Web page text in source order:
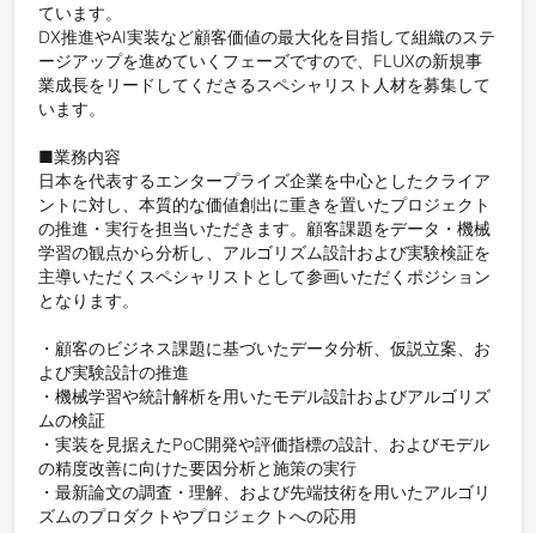
ています。
DX推進やAI実装など顧客価値の最大化を目指して組織のステ
ージアップを進めていくフェーズですので、FLUXの新規事
業成長をリードしてくださるスペシャリスト人材を募集して
います。
■業務内容
日本を代表するエンタープライズ企業を中心としたクライア
ントに対し、本質的な価値創出に重きを置いたプロジェクト
の推進・実行を担当いただきます。顧客課題をデータ・機械
学習の観点から分析し、アルゴリズム設計および実験検証を
主導いただくスペシャリストとして参画いただくポジション
となります。
・顧客のビジネス課題に基づいたデータ分析、仮説立案、お
よび実験設計の推進
・機械学習や統計解析を用いたモデル設計およびアルゴリズ
ムの検証
・実装を見据えたPoC開発や評価指標の設計、およびモデル
の精度改善に向けた要因分析と施策の実行
・最新論文の調査・理解、および先端技術を用いたアルゴリ
ズムのプロダクトやプロジェクトへの応用